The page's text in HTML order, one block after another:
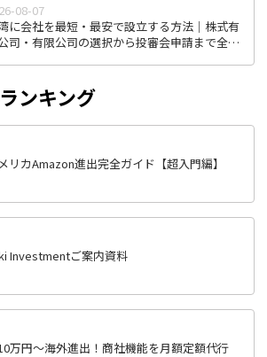
08-07
に会社を最短・最安で設立する方法｜株式有
司・有限公司の選択から投審会申請まで全ス
ンキング
リカAmazon進出完全ガイド【超入門編】
Investmentご案内資料
万円〜海外進出！商社機能を月額定額代行